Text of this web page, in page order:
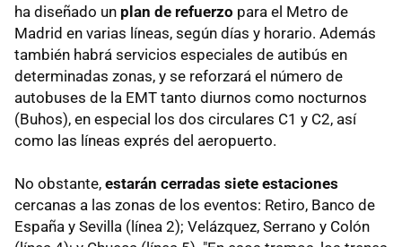
ha diseñado un plan de refuerzo para el Metro de
Madrid en varias líneas, según días y horario. Además
también habrá servicios especiales de autibús en
determinadas zonas, y se reforzará el número de
autobuses de la EMT tanto diurnos como nocturnos
(Buhos), en especial los dos circulares C1 y C2, así
como las líneas exprés del aeropuerto.
No obstante, estarán cerradas siete estaciones
cercanas a las zonas de los eventos: Retiro, Banco de
España y Sevilla (línea 2); Velázquez, Serrano y Colón